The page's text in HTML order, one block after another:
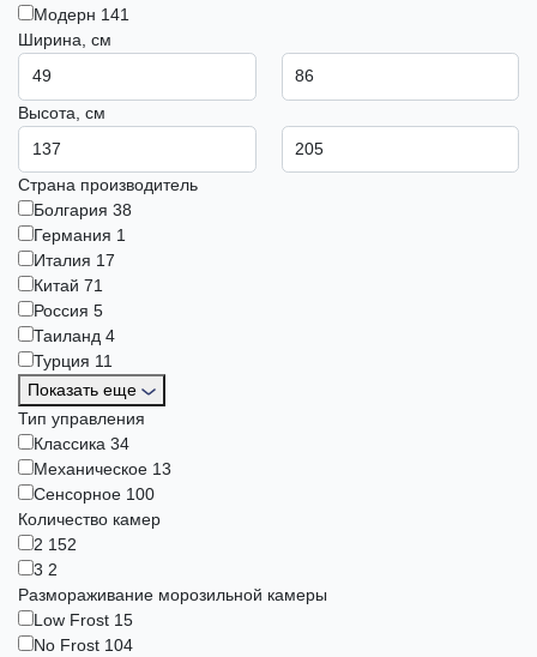
Модерн 141
Ширина, см
Высота, см
Страна производитель
Болгария 38
Германия 1
Италия 17
Китай 71
Россия 5
Таиланд 4
Турция 11
Показать еще
Тип управления
Классика 34
Механическое 13
Сенсорное 100
Количество камер
2 152
3 2
Размораживание морозильной камеры
Low Frost 15
No Frost 104